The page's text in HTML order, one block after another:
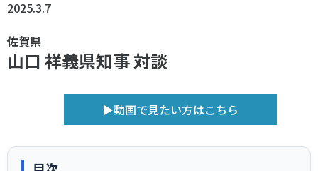
メールマガジン
アクセス
スポーツ白書
政策提言
子どものスポーツ
スポーツによるまちづくり
スポーツ・ガバナンス
スポーツボランティア
2025.3.7
佐賀県
山口 祥義県知事 対談
▶動画で見たい方はこちら